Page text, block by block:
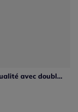
Baskets sneakers en cuir doux et de qualité avec doublure en textile douce, confortables à porter